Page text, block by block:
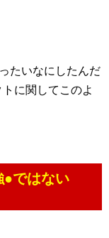
たいなにしたんだ
に関してこのよ
●ではない